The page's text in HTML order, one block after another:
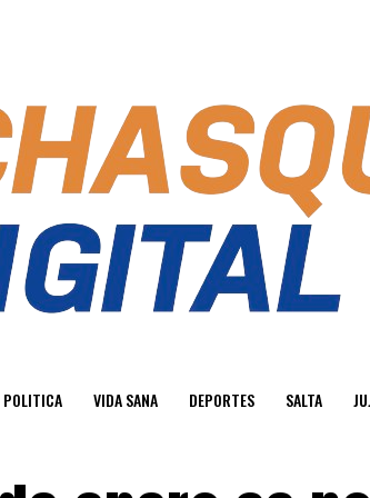
POLITICA VIDA SANA DEPORTES SALTA